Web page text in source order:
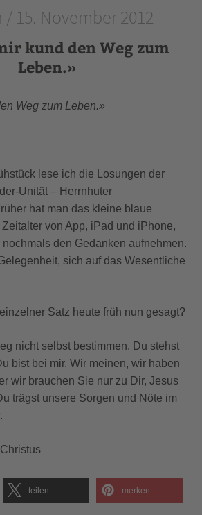
/ 15. November 2012
kund den Weg zum
Leben.»
Weg zum Leben.»
lese ich die Losungen der
Unität – Herrnhuter
hat man das kleine blaue
von App, iPad und iPhone,
den Gedanken aufnehmen.
sich auf das Wesentliche
Satz heute früh nun gesagt?
nicht selbst bestimmen. Du stehst
bist bei mir. Wir meinen, wir haben
wir brauchen Sie nur zu Dir, Jesus
trägst unsere Sorgen und Nöte im
teilen merken